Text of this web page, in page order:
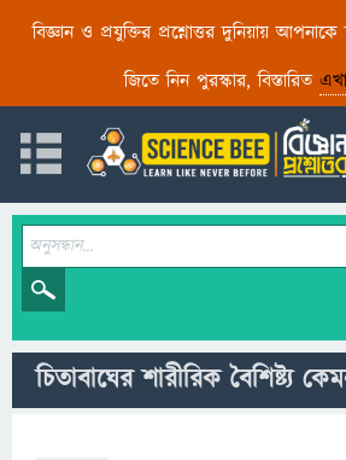
বিজ্ঞান ও প্রযুক্তির প্রশ্নোত্তর দুনিয়ায় আপনাকে
জিতে নিন পুরস্কার, বিস্তারিত
চিতাবাঘের শারীরিক বৈশিষ্ট্য